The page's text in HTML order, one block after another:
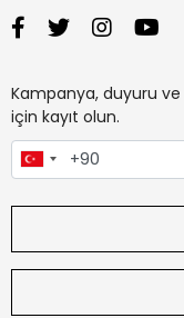
Kampanya, duyuru
için kayıt olun.